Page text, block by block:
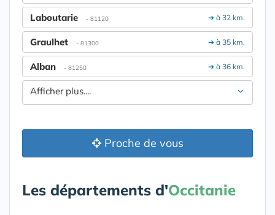
➔ à 32 km.
Laboutarie - 81120
➔ à 35 km.
Graulhet - 81300
➔ à 36 km.
Alban - 81250
Afficher plus....
Proche de vous
Les départements d'Occitanie